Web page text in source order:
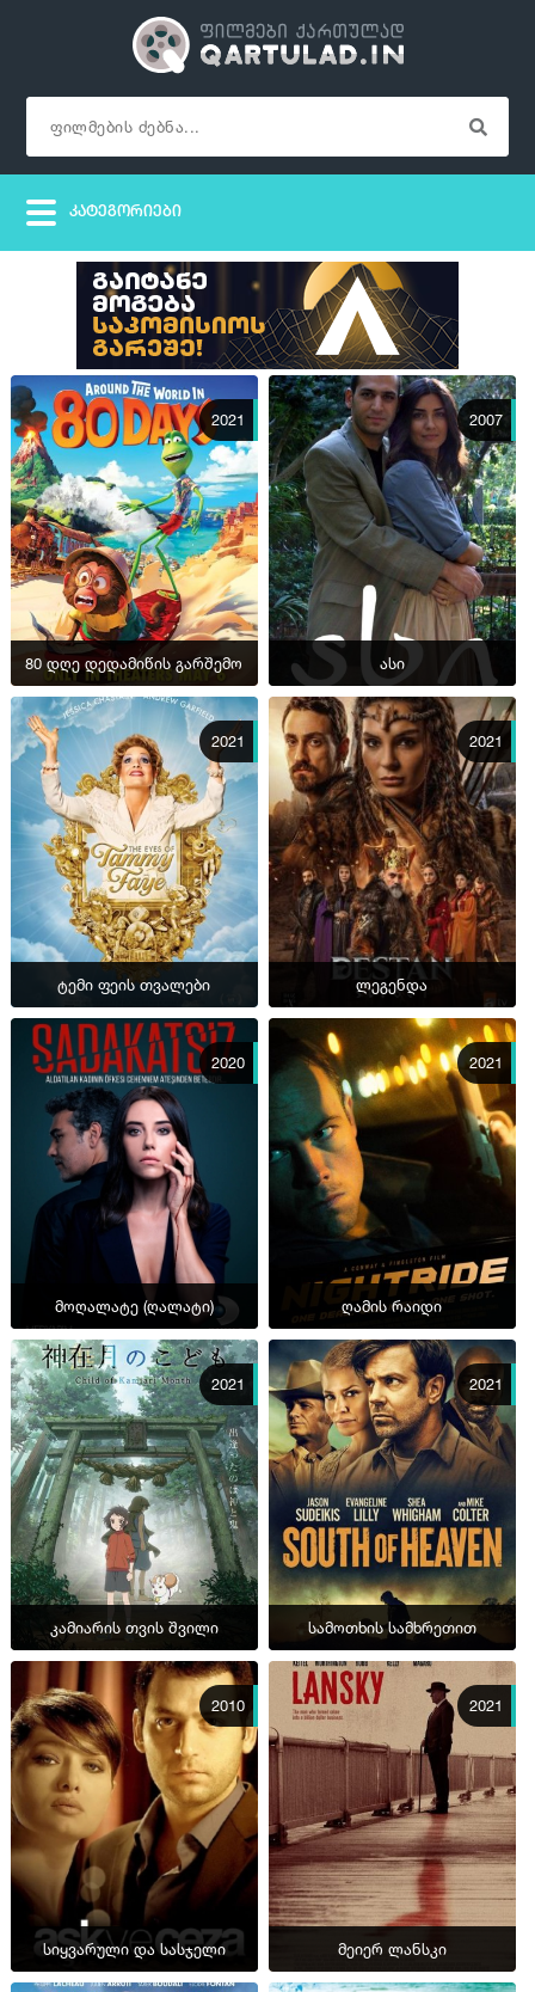
2021
80 დღე დედამიწის გარშემო
2007
ასი
2021
ტემი ფეის თვალები
2021
ლეგენდა
2020
მოღალატე (ღალატი)
2021
ღამის რაიდი
2021
კამიარის თვის შვილი
2021
სამოთხის სამხრეთით
2010
სიყვარული და სასჯელი
2021
მეიერ ლანსკი